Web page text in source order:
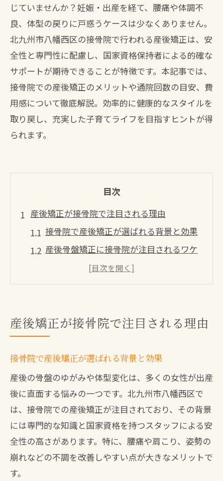
じていませんか？妊娠・出産を経て、腰痛や体調不
良、体型の戻りに戸惑うケースは少なくありません。
北九州市八幡西区の接骨院で行われる産後矯正は、安
全性と専門性に配慮し、国家資格保持者による的確な
サポートが期待できることが特徴です。本記事では、
接骨院での産後矯正のメリットや通院回数の目安、費
用感について徹底解説。効率的に健康的なスタイルを
取り戻し、充実した子育てライフを目指すヒントが得
られます。
目次
産後矯正が接骨院で注目される理由
接骨院で産後矯正が選ばれる背景と効果
産後骨盤矯正に接骨院が注目されるワケ
国家資格スタッフの接骨院ならではの安
心感
の実情
産後矯正は整体と接骨院どちらが良い？
北九州の接骨院で産後骨盤矯正を受ける
八幡西区接骨院での産後矯正が選ばれる
理由
地域密着型接骨院が提供する産後ケアの
産後矯正が接骨院で注目される理由
接骨院で産後矯正が選ばれる背景と効果
産後の骨盤のゆがみや体型変化は、多くの女性が出産
後に直面する悩みの一つです。北九州市八幡西区で
は、接骨院での産後矯正が注目されており、その背景
には専門的な知識と国家資格を持つスタッフによる安
全性の高さがあります。特に、腰痛や肩こり、姿勢の
崩れなどの不調を改善しやすい点が大きなメリットで
す。